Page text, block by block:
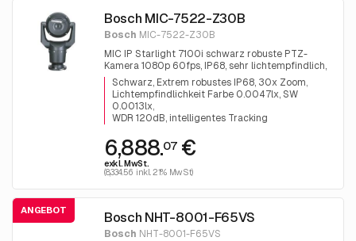
Bosch MIC-7522-Z30B
Bosch MIC-7522-Z30B
MIC IP Starlight 7100i schwarz robuste PTZ-
Kamera 1080p 60fps, IP68, sehr lichtempfindlich,
intelligentes Tracking
Schwarz, Extrem robustes IP68, 30x Zoom
Lichtempfindlichkeit Farbe 0.0047lx, SW
0.0013lx
WDR 120dB, intelligentes Tracking
6,888.07€
exkl. MwSt.
(8,334.56 inkl. 21% MwSt)
ANGEBOT Bosch NHT-8001-F65VS
Bosch NHT-8001-F65VS